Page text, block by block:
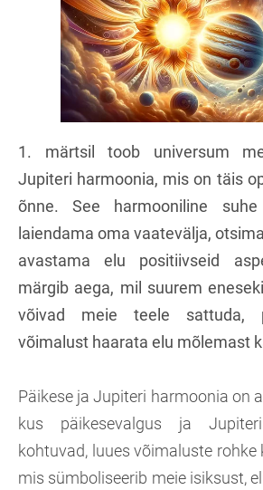
1. märtsil toob universum
Jupiteri harmoonia, mis on täis
õnne. See harmooniline
laiendama oma vaatevälja,
avastama elu positiivseid
märgib aega, mil suurem
võivad meie teele sattuda,
võimalust haarata elu mõlemast
Päikese ja Jupiteri harmoonia on
kus päikesevalgus ja
kohtuvad, luues võimaluste rohke
mis sümboliseerib meie isiksust,